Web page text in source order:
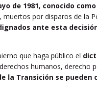
de 1981, conocido
, muertos por disparos de la
ante esta
que haga público el
humanos, derecho
la Transición se pueden